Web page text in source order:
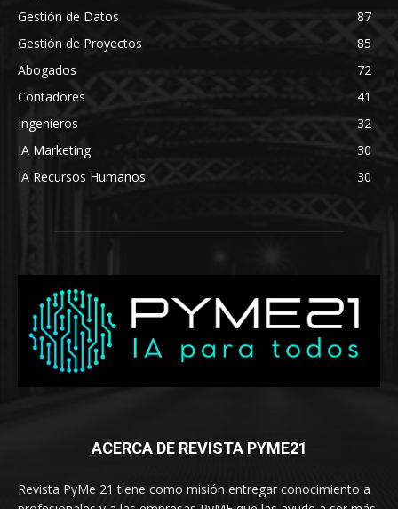
Gestión de Datos
87
Gestión de Proyectos
85
Abogados
72
Contadores
41
Ingenieros
32
IA Marketing
30
IA Recursos Humanos
30
ACERCA DE REVISTA PYME21
Revista PyMe 21 tiene como misión entregar conocimiento a